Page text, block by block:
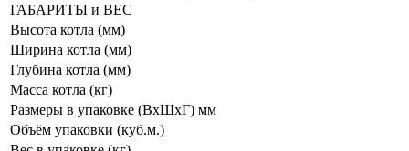
ГАБАРИТЫ и ВЕС
Высота котла (мм)
Ширина котла (мм)
Глубина котла (мм)
Масса котла (кг)
Размеры в упаковке (ВхШхГ) мм
Объём упаковки (куб.м.)